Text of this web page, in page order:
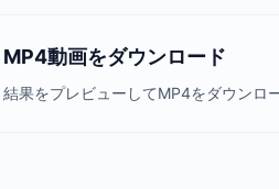
MP4動画をダウンロード
結果をプレビューしてMP4をダウンロ